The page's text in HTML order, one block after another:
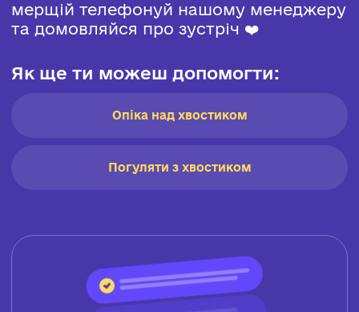
мерщій телефонуй нашому менеджеру
та домовляйся про зустріч ❤️
Як ще ти можеш допомогти:
Опіка над хвостиком
Погуляти з хвостиком